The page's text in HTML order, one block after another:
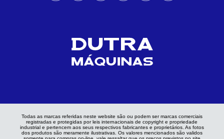
Todas as marcas referidas neste website são ou podem ser marcas comerciais
registradas e protegidas por leis internacionais de copyright e propriedade
industrial e pertencem aos seus respectivos fabricantes e proprietários. As fotos
dos produtos são meramente ilustrativas. Os valores mencionados são validos